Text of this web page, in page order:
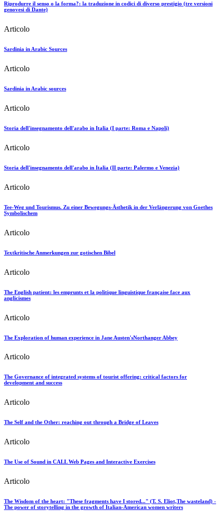
Riprodurre il senso o la forma?: la traduzione in codici di diverso prestigio (tre versioni
genovesi di Dante)
Articolo
Sardinia in Arabic Sources
Articolo
Sardinia in Arabic sources
Articolo
Storia dell'insegnamento dell'arabo in Italia (I parte: Roma e Napoli)
Articolo
Storia dell'insegnamento dell'arabo in Italia (II parte: Palermo e Venezia)
Articolo
Tee-Weg und Tourismus. Zu einer Bewegungs-Ästhetik in der Verlängerung von Goethes
Symbolischem
Articolo
Textkritische Anmerkungen zur gotischen Bibel
Articolo
The English patient: les emprunts et la politique linguistique française face aux
anglicismes
Articolo
The Exploration of human experience in Jane Austen'sNorthanger Abbey
Articolo
The Governance of integrated systems of tourist offering: critical factors for
development and success
Articolo
The Self and the Other: reaching out through a Bridge of Leaves
Articolo
The Use of Sound in CALL Web Pages and Interactive Exercises
Articolo
The Wisdom of the heart: "These fragments have I stored..." (T. S. Eliot,The wasteland) -
The power of storytelling in the growth of Italian-American women writers